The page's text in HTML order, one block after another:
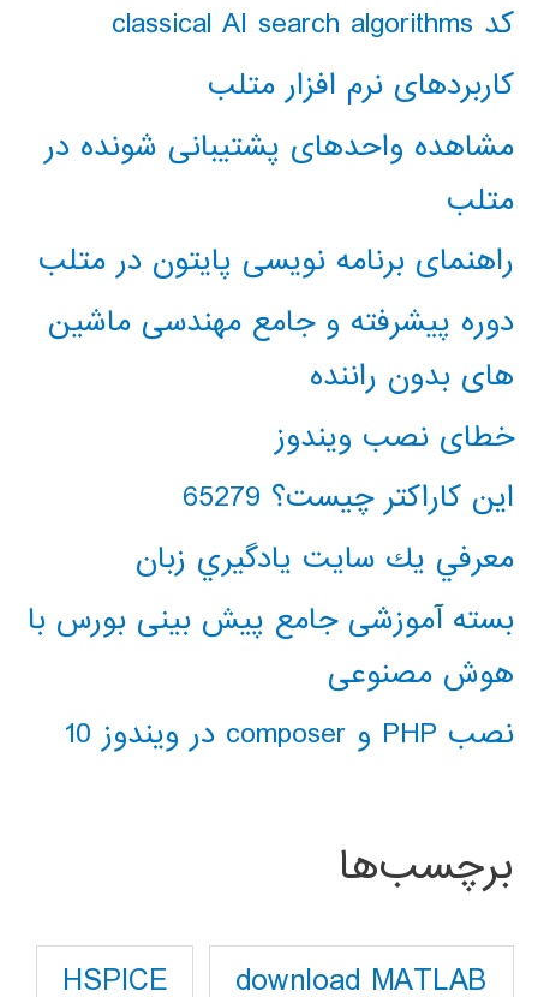
کد classical AI search algorithms
کاربردهای نرم افزار متلب
مشاهده واحدهای پشتیبانی شونده در
متلب
راهنمای برنامه نویسی پایتون در متلب
دوره پیشرفته و جامع مهندسی ماشین
های بدون راننده
خطای نصب ویندوز
این کاراکتر چیست؟ 65279
معرفي يك سايت يادگيري زبان
بسته آموزشی جامع پیش بینی بورس با
هوش مصنوعی
نصب PHP و composer در ویندوز 10
برچسب‌ها
download MATLAB
HSPICE